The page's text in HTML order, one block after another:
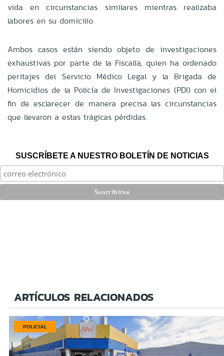
vida en circunstancias similares mientras realizaba
labores en su domicilio.
Ambos casos están siendo objeto de investigaciones
exhaustivas por parte de la Fiscalía, quien ha ordenado
peritajes del Servicio Médico Legal y la Brigada de
Homicidios de la Policía de Investigaciones (PDI) con el
fin de esclarecer de manera precisa las circunstancias
que llevaron a estas trágicas pérdidas.
SUSCRÍBETE A NUESTRO BOLETÍN DE NOTICIAS
ARTÍCULOS RELACIONADOS
POLICIAL